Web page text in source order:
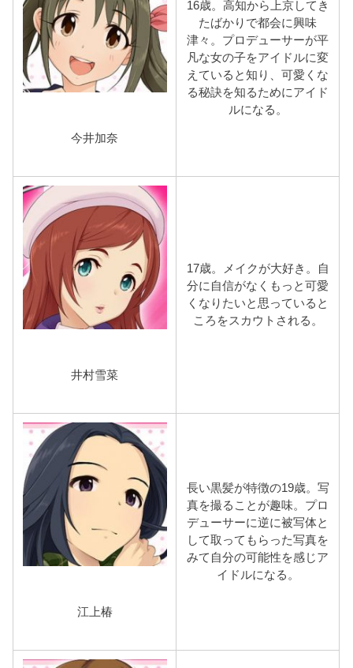
今井加奈
16歳。高知から上京してき
たばかりで都会に興味
津々。プロデューサーが平
凡な女の子をアイドルに変
えていると知り、可愛くな
る秘訣を知るためにアイド
ルになる。
井村雪菜
17歳。メイクが大好き。自
分に自信がなくもっと可愛
くなりたいと思っていると
ころをスカウトされる。
江上椿
長い黒髪が特徴の19歳。写
真を撮ることが趣味。プロ
デューサーに逆に被写体と
して取ってもらった写真を
みて自分の可能性を感じア
イドルになる。